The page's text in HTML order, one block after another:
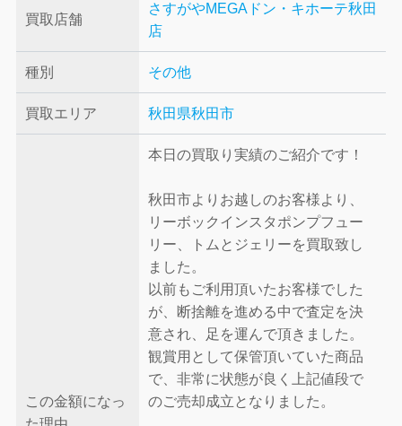
買取店舗
さすがやMEGAドン・キホーテ秋田
店
種別 その他
買取エリア 秋田県秋田市
この金額になっ
本日の買取り実績のご紹介です！
秋田市よりお越しのお客様より、
リーボックインスタポンプフュー
リー、トムとジェリーを買取致し
ました。
以前もご利用頂いたお客様でした
が、断捨離を進める中で査定を決
意され、足を運んで頂きました。
観賞用として保管頂いていた商品
で、非常に状態が良く上記値段で
のご売却成立となりました。